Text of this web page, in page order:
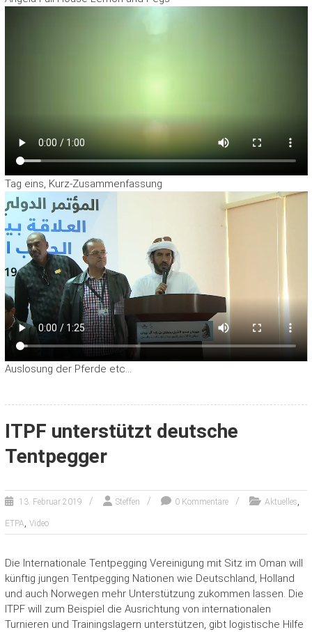
Tag eins, Kurz-Zusammenfassung
Auslosung der Pferde etc…
ITPF unterstützt deutsche
Tentpegger
13. Februar 2019 Steffen 0 Kommentare Aktuelles,
ETPA, Video
Die Internationale Tentpegging Vereinigung mit Sitz im Oman will
künftig jungen Tentpegging Nationen wie Deutschland, Holland
und auch Norwegen mehr Unterstützung zukommen lassen. Die
ITPF will zum Beispiel die Ausrichtung von internationalen
Turnieren und Trainingslagern unterstützen, gibt logistische Hilfe